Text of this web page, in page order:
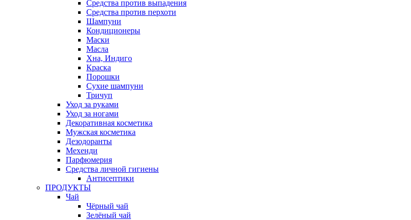
Средства против выпадения
Средства против перхоти
Шампуни
Кондиционеры
Маски
Масла
Хна, Индиго
Краска
Порошки
Сухие шампуни
Тричуп
Уход за руками
Уход за ногами
Декоративная косметика
Мужская косметика
Дезодоранты
Мехенди
Парфюмерия
Средства личной гигиены
Антисептики
ПРОДУКТЫ
Чай
Чёрный чай
Зелёный чай